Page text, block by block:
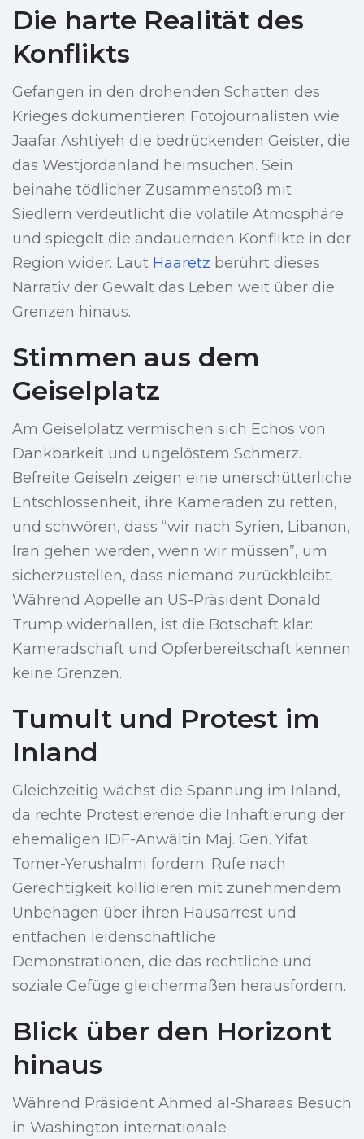
Die harte Realität des
Konflikts
Gefangen in den drohenden Schatten des
Krieges dokumentieren Fotojournalisten wie
Jaafar Ashtiyeh die bedrückenden Geister, die
das Westjordanland heimsuchen. Sein
beinahe tödlicher Zusammenstoß mit
Siedlern verdeutlicht die volatile Atmosphäre
und spiegelt die andauernden Konflikte in der
Region wider. Laut Haaretz berührt dieses
Narrativ der Gewalt das Leben weit über die
Grenzen hinaus.
Stimmen aus dem
Geiselplatz
Am Geiselplatz vermischen sich Echos von
Dankbarkeit und ungelöstem Schmerz.
Befreite Geiseln zeigen eine unerschütterliche
Entschlossenheit, ihre Kameraden zu retten,
und schwören, dass “wir nach Syrien, Libanon,
Iran gehen werden, wenn wir müssen”, um
sicherzustellen, dass niemand zurückbleibt.
Während Appelle an US-Präsident Donald
Trump widerhallen, ist die Botschaft klar:
Kameradschaft und Opferbereitschaft kennen
keine Grenzen.
Tumult und Protest im
Inland
Gleichzeitig wächst die Spannung im Inland,
da rechte Protestierende die Inhaftierung der
ehemaligen IDF-Anwältin Maj. Gen. Yifat
Tomer-Yerushalmi fordern. Rufe nach
Gerechtigkeit kollidieren mit zunehmendem
Unbehagen über ihren Hausarrest und
entfachen leidenschaftliche
Demonstrationen, die das rechtliche und
soziale Gefüge gleichermaßen herausfordern.
Blick über den Horizont
hinaus
Während Präsident Ahmed al-Sharaas Besuch
in Washington internationale